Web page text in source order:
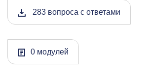
283 вопроса с ответами
0 модулей